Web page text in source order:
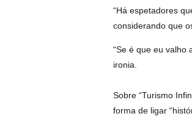
“Há espetadores
considerando que
“Se é que eu valho
ironia.
Sobre “Turismo
forma de ligar